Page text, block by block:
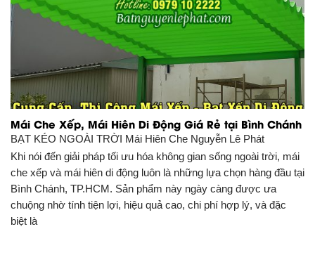
Mái Che Xếp, Mái Hiên Di Động Giá Rẻ tại Bình Chánh
BẠT KÉO NGOÀI TRỜI
Mái Hiên Che Nguyễn Lê Phát
Khi nói đến giải pháp tối ưu hóa không gian sống ngoài trời, mái
che xếp và mái hiên di động luôn là những lựa chọn hàng đầu tại
Bình Chánh, TP.HCM. Sản phẩm này ngày càng được ưa
chuộng nhờ tính tiện lợi, hiệu quả cao, chi phí hợp lý, và đặc
biệt là